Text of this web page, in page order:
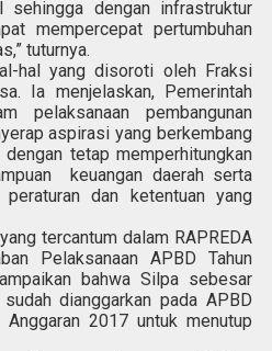
sehingga dengan infrastruktur
mempercepat pertumbuhan
tuturnya.
hal yang disoroti oleh Fraksi
Ia menjelaskan, Pemerintah
pelaksanaan pembangunan
aspirasi yang berkembang
tetap memperhitungkan
keuangan daerah serta
dan ketentuan yang
tercantum dalam RAPREDA
Pelaksanaan APBD Tahun
bahwa Silpa sebesar
dianggarkan pada APBD
Anggaran 2017 untuk menutup